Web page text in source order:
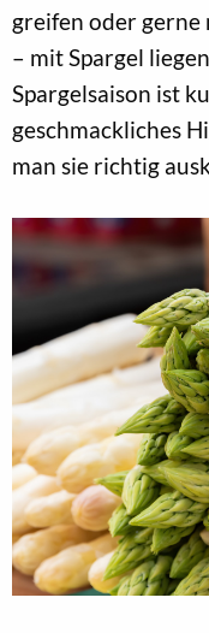
greifen oder
– mit Spargel
Spargelsaison ist
geschmackliches
man sie richtig